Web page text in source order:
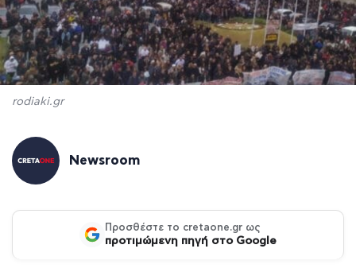
rodiaki.gr
Newsroom
Προσθέστε το cretaone.gr ως
προτιμώμενη πηγή στο Google